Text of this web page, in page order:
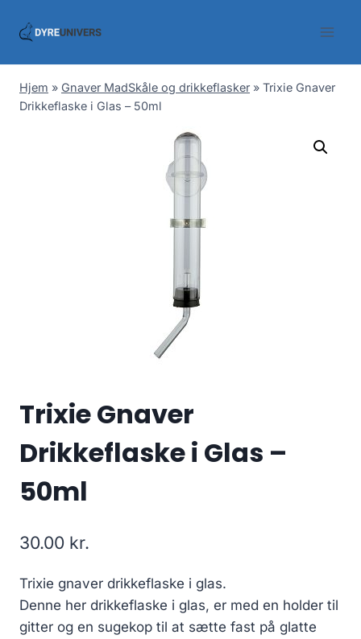
Hjem » Gnaver MadSkåle og drikkeflasker » Trixie Gnaver
Drikkeflaske i Glas – 50ml
Trixie Gnaver
Drikkeflaske i Glas –
50ml
30.00 kr.
Trixie gnaver drikkeflaske i glas.
Denne her drikkeflaske i glas, er med en holder til
gitter og en sugekop til at sætte fast på glatte